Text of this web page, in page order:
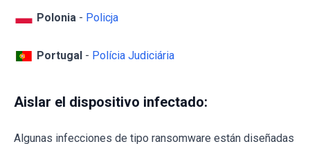
Polonia - Policja
Portugal - Polícia Judiciária
Aislar el dispositivo infectado:
Algunas infecciones de tipo ransomware están diseñadas